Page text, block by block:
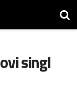
singl